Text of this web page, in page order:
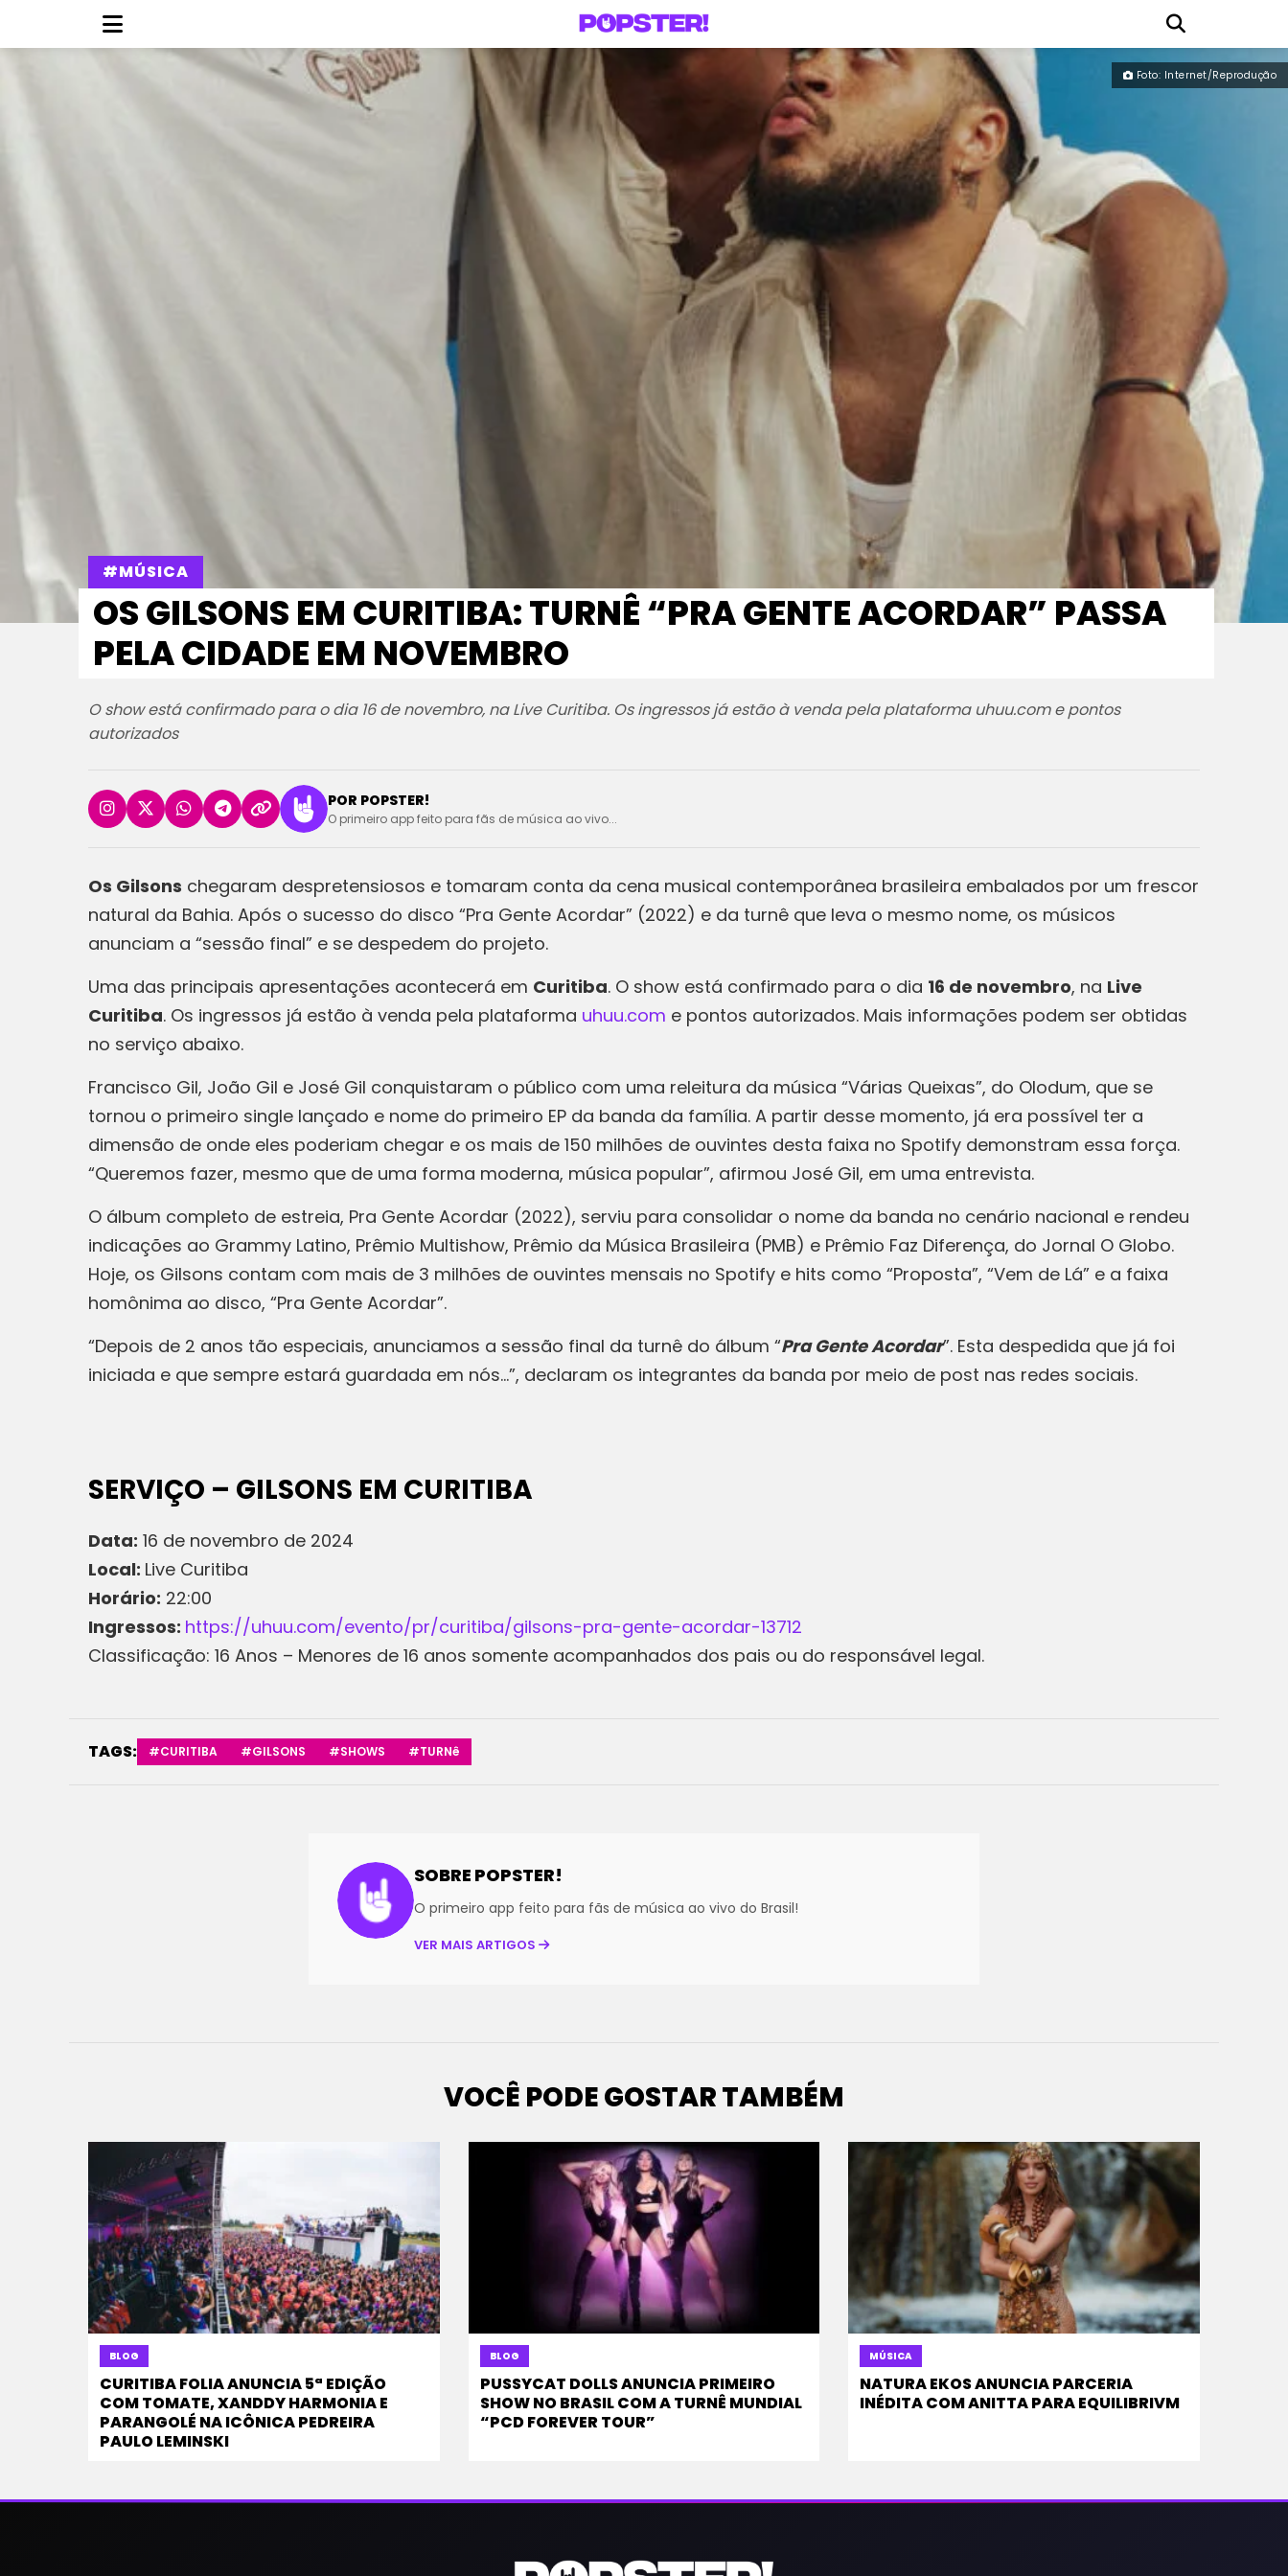
Foto: Internet/Reprodução
#MÚSICA
OS GILSONS EM CURITIBA: TURNÊ “PRA GENTE ACORDAR” PASSA
PELA CIDADE EM NOVEMBRO
O show está confirmado para o dia 16 de novembro, na Live Curitiba. Os ingressos já estão à venda pela plataforma uhuu.com e pontos
autorizados
POR POPSTER!
O primeiro app feito para fãs de música ao vivo...
Os Gilsons chegaram despretensiosos e tomaram conta da cena musical contemporânea brasileira embalados por um frescor
natural da Bahia. Após o sucesso do disco “Pra Gente Acordar” (2022) e da turnê que leva o mesmo nome, os músicos
anunciam a “sessão final” e se despedem do projeto.
Uma das principais apresentações acontecerá em Curitiba. O show está confirmado para o dia 16 de novembro, na Live
Curitiba. Os ingressos já estão à venda pela plataforma uhuu.com e pontos autorizados. Mais informações podem ser obtidas
no serviço abaixo.
Francisco Gil, João Gil e José Gil conquistaram o público com uma releitura da música “Várias Queixas”, do Olodum, que se
tornou o primeiro single lançado e nome do primeiro EP da banda da família. A partir desse momento, já era possível ter a
dimensão de onde eles poderiam chegar e os mais de 150 milhões de ouvintes desta faixa no Spotify demonstram essa força.
“Queremos fazer, mesmo que de uma forma moderna, música popular”, afirmou José Gil, em uma entrevista.
O álbum completo de estreia, Pra Gente Acordar (2022), serviu para consolidar o nome da banda no cenário nacional e rendeu
indicações ao Grammy Latino, Prêmio Multishow, Prêmio da Música Brasileira (PMB) e Prêmio Faz Diferença, do Jornal O Globo.
Hoje, os Gilsons contam com mais de 3 milhões de ouvintes mensais no Spotify e hits como “Proposta”, “Vem de Lá” e a faixa
homônima ao disco, “Pra Gente Acordar”.
“Depois de 2 anos tão especiais, anunciamos a sessão final da turnê do álbum “Pra Gente Acordar”. Esta despedida que já foi
iniciada e que sempre estará guardada em nós…”, declaram os integrantes da banda por meio de post nas redes sociais.
SERVIÇO – GILSONS EM CURITIBA
Data: 16 de novembro de 2024
Local: Live Curitiba
Horário: 22:00
Ingressos: https://uhuu.com/evento/pr/curitiba/gilsons-pra-gente-acordar-13712
Classificação: 16 Anos – Menores de 16 anos somente acompanhados dos pais ou do responsável legal.
TAGS: #CURITIBA #GILSONS #SHOWS #TURNê
SOBRE POPSTER!
O primeiro app feito para fãs de música ao vivo do Brasil!
VER MAIS ARTIGOS
VOCÊ PODE GOSTAR TAMBÉM
BLOG
CURITIBA FOLIA ANUNCIA 5ª EDIÇÃO
COM TOMATE, XANDDY HARMONIA E
PARANGOLÉ NA ICÔNICA PEDREIRA
PAULO LEMINSKI
BLOG
PUSSYCAT DOLLS ANUNCIA PRIMEIRO
SHOW NO BRASIL COM A TURNÊ MUNDIAL
“PCD FOREVER TOUR”
MÚSICA
NATURA EKOS ANUNCIA PARCERIA
INÉDITA COM ANITTA PARA EQUILIBRIVM